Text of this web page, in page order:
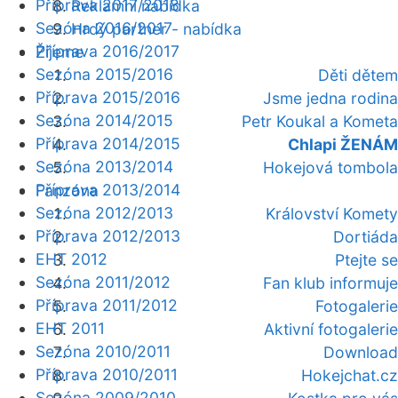
Reklamní nabídka
Hrdý partner - nabídka
Žijeme
Děti dětem
Jsme jedna rodina
Petr Koukal a Kometa
Chlapi ŽENÁM
Hokejová tombola
Fanzóna
Království Komety
Dortiáda
Ptejte se
Fan klub informuje
Fotogalerie
Aktivní fotogalerie
Download
Hokejchat.cz
Příprava 2017/2018
Sezóna 2016/2017
Příprava 2016/2017
Sezóna 2015/2016
Příprava 2015/2016
Sezóna 2014/2015
Příprava 2014/2015
Sezóna 2013/2014
Příprava 2013/2014
Sezóna 2012/2013
Příprava 2012/2013
EHT 2012
Sezóna 2011/2012
Příprava 2011/2012
EHT 2011
Sezóna 2010/2011
Příprava 2010/2011